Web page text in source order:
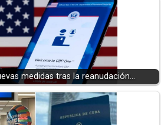
medidas tras la reanudación…